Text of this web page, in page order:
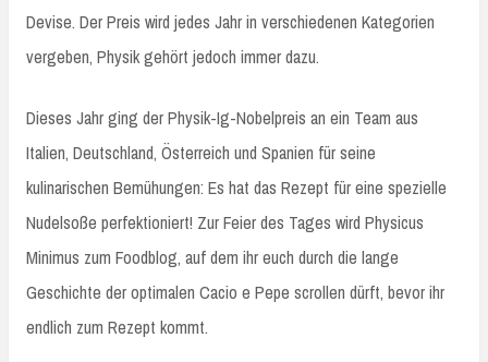
Devise. Der Preis wird jedes Jahr in verschiedenen Kategorien
vergeben, Physik gehört jedoch immer dazu.
Dieses Jahr ging der Physik-Ig-Nobelpreis an ein Team aus
Italien, Deutschland, Österreich und Spanien für seine
kulinarischen Bemühungen: Es hat das Rezept für eine spezielle
Nudelsoße perfektioniert! Zur Feier des Tages wird Physicus
Minimus zum Foodblog, auf dem ihr euch durch die lange
Geschichte der optimalen Cacio e Pepe scrollen dürft, bevor ihr
endlich zum Rezept kommt.